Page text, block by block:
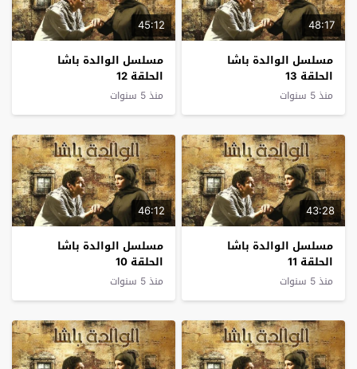
48:17
مسلسل الوالدة باشا
الحلقة 13
منذ 5 سنوات
45:12
مسلسل الوالدة باشا
الحلقة 12
منذ 5 سنوات
43:28
مسلسل الوالدة باشا
الحلقة 11
منذ 5 سنوات
46:12
مسلسل الوالدة باشا
الحلقة 10
منذ 5 سنوات